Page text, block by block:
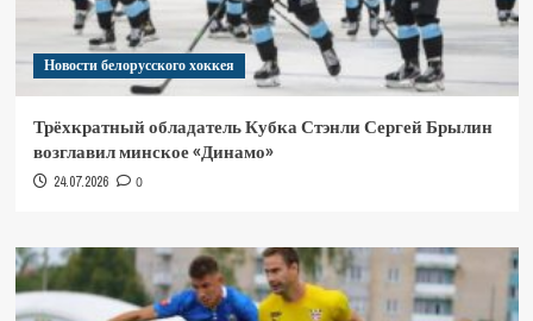
Новости белорусского хоккея
Трёхкратный обладатель Кубка Стэнли Сергей Брылин
возглавил минское «Динамо»
24.07.2026 0